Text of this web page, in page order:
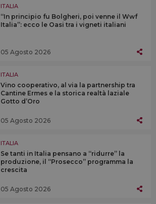
ITALIA
“In principio fu Bolgheri, poi venne il Wwf
Italia”: ecco le Oasi tra i vigneti italiani
05 Agosto 2026
ITALIA
Vino cooperativo, al via la partnership tra
Cantine Ermes e la storica realtà laziale
Gotto d’Oro
05 Agosto 2026
ITALIA
Se tanti in Italia pensano a “ridurre” la
produzione, il “Prosecco” programma la
crescita
05 Agosto 2026